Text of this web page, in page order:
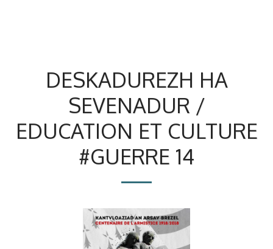
DESKADUREZH HA
SEVENADUR /
EDUCATION ET CULTURE
#GUERRE 14